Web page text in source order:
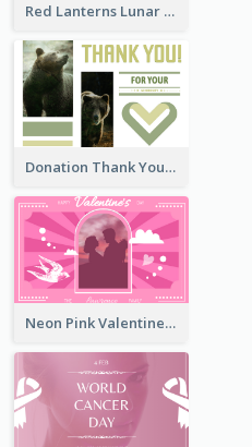
Red Lanterns Lunar New Year Greeting Card
Donation Thank You Card
Neon Pink Valentine Greeting Card Design Ideas